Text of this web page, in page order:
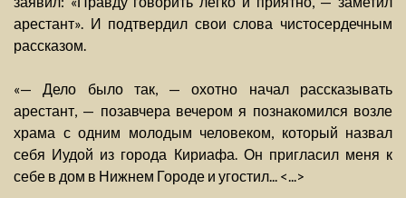
арестант». И подтвердил свои слова чистосердечным
рассказом.
«— Дело было так, — охотно начал рассказывать
арестант, — позавчера вечером я познакомился возле
храма с одним молодым человеком, который назвал
себя Иудой из города Кириафа. Он пригласил меня к
себе в дом в Нижнем Городе и угостил... <...>